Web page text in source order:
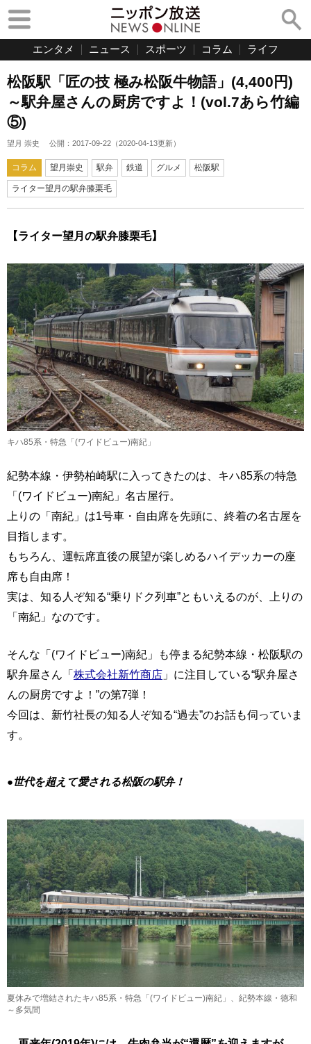
エンタメ ニュース スポーツ コラム ライフ
松阪駅「匠の技 極み松阪牛物語」(4,400円)
～駅弁屋さんの厨房ですよ！(vol.7あら竹編
⑤)
望月 崇史 公開： 2017-09-22 （2020-04-13更新）
コラム 望月崇史 駅弁 鉄道 グルメ 松阪駅
ライター望月の駅弁膝栗毛
【ライター望月の駅弁膝栗毛】
キハ85系・特急「(ワイドビュー)南紀」
紀勢本線・伊勢柏崎駅に入ってきたのは、キハ85系の特急
「(ワイドビュー)南紀」名古屋行。
上りの「南紀」は1号車・自由席を先頭に、終着の名古屋を
目指します。
もちろん、運転席直後の展望が楽しめるハイデッカーの座
席も自由席！
実は、知る人ぞ知る“乗りドク列車”ともいえるのが、上りの
「南紀」なのです。
そんな「(ワイドビュー)南紀」も停まる紀勢本線・松阪駅の
駅弁屋さん「株式会社新竹商店 」に注目している“駅弁屋さ
んの厨房ですよ！”の第7弾！
今回は、新竹社長の知る人ぞ知る“過去”のお話も伺っていま
す。
●世代を超えて愛される松阪の駅弁！
夏休みで増結されたキハ85系・特急「(ワイドビュー)南紀」、紀勢本線・徳和
～多気間